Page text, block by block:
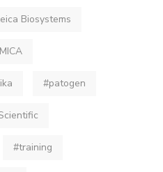
Biosystems
#patogen
#training